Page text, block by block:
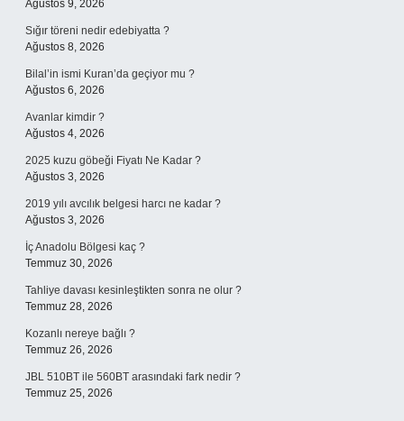
Ağustos 9, 2026
Sığır töreni nedir edebiyatta ?
Ağustos 8, 2026
Bilal’in ismi Kuran’da geçiyor mu ?
Ağustos 6, 2026
Avanlar kimdir ?
Ağustos 4, 2026
2025 kuzu göbeği Fiyatı Ne Kadar ?
Ağustos 3, 2026
2019 yılı avcılık belgesi harcı ne kadar ?
Ağustos 3, 2026
İç Anadolu Bölgesi kaç ?
Temmuz 30, 2026
Tahliye davası kesinleştikten sonra ne olur ?
Temmuz 28, 2026
Kozanlı nereye bağlı ?
Temmuz 26, 2026
JBL 510BT ile 560BT arasındaki fark nedir ?
Temmuz 25, 2026